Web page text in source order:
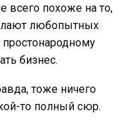
всего похоже на то,
любопытных
бизнес.
тоже ничего
то полный сюр.